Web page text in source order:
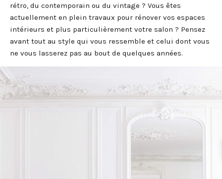
rétro, du contemporain ou du vintage ? Vous êtes
actuellement en plein travaux pour rénover vos espaces
intérieurs et plus particulièrement votre salon ? Pensez
avant tout au style qui vous ressemble et celui dont vous
ne vous lasserez pas au bout de quelques années.